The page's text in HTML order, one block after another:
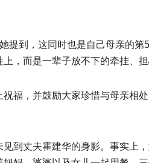
提到，这同时也是自己母亲的
，而是一辈子放不下的牵挂、担
福，并鼓励大家珍惜与母亲相
到丈夫霍建华的身影。事实上